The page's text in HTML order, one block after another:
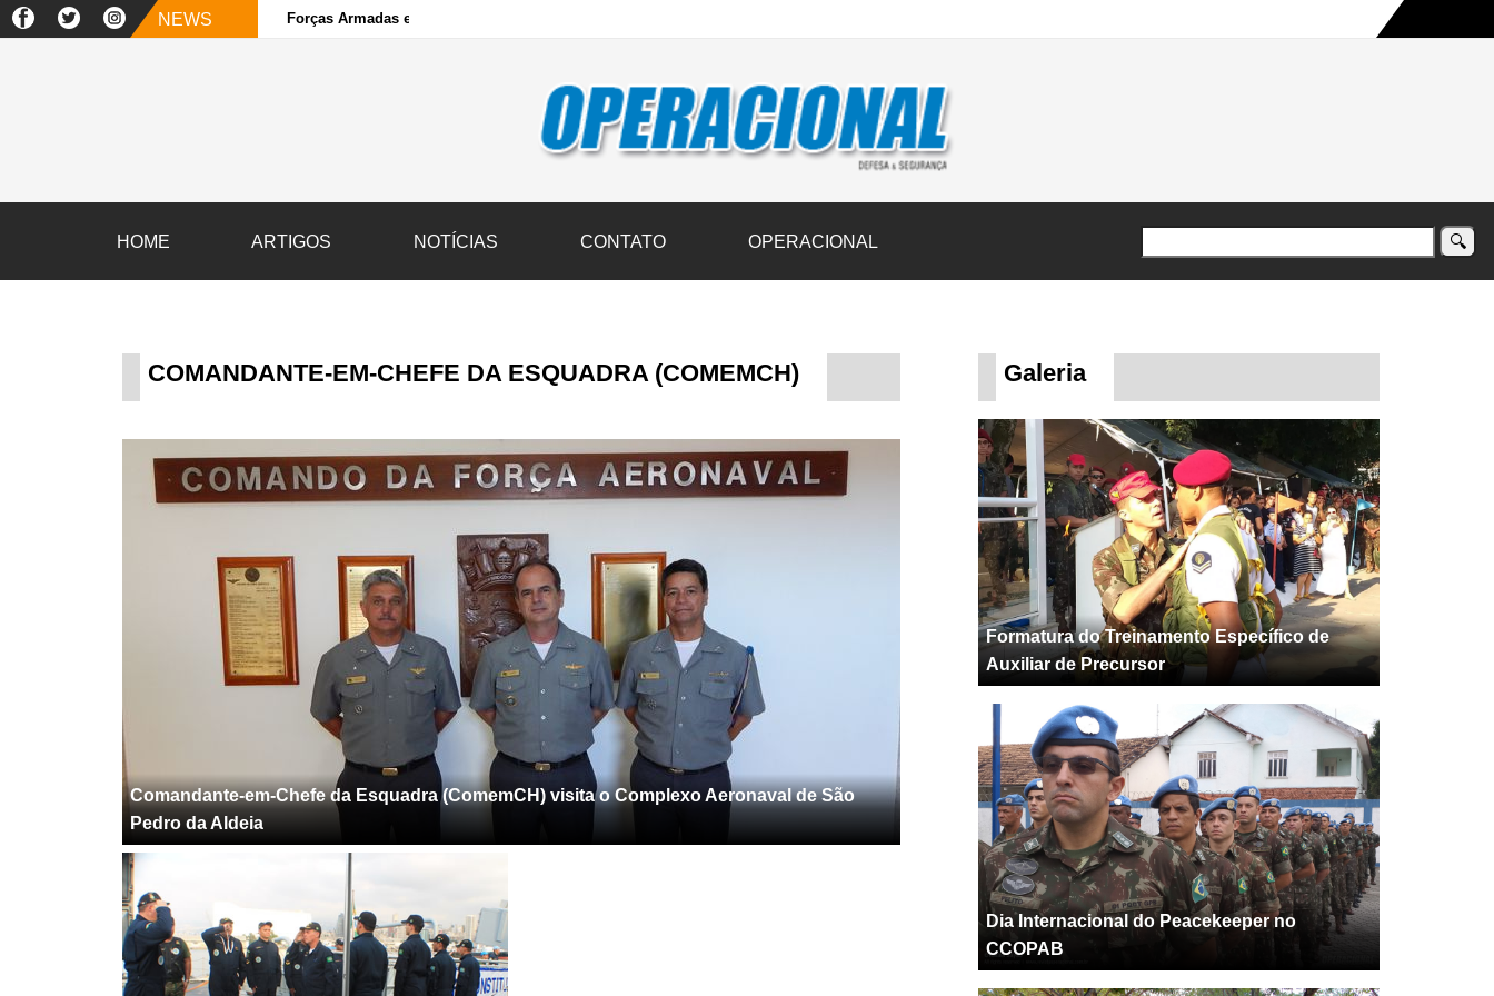
NEWS Forças Armadas e sociedade civil transportam 3,6 mil toneladas de donativos ao Rio Grande do Sul na maior campanha humanitária já registrada no país
HOME ARTIGOS NOTÍCIAS CONTATO OPERACIONAL
COMANDANTE-EM-CHEFE DA ESQUADRA (COMEMCH)
Comandante-em-Chefe da Esquadra (ComemCH) visita o Complexo Aeronaval de São
Pedro da Aldeia
Galeria
Formatura do Treinamento Específico de
Auxiliar de Precursor
Dia Internacional do Peacekeeper no
CCOPAB